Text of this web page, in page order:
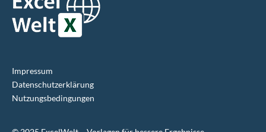
Impressum
Datenschutz­erklärung
Nutzungsbedingungen